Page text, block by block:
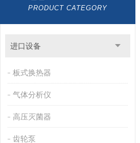
PRODUCT CATEGORY
进口设备
板式换热器
气体分析仪
高压灭菌器
齿轮泵